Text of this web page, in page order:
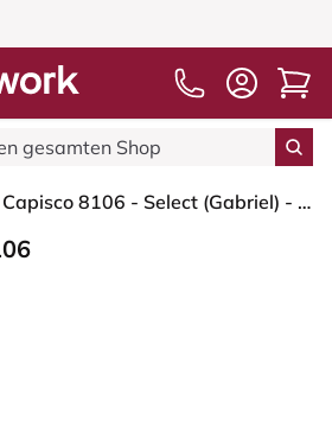
HÅG Capisco 8106 - Select (Gabriel) - Wolle / Polyamid - SC60999 - Black - Silber - 265 mm (Sitzhöhe 53-79cm) - Bodengleiter